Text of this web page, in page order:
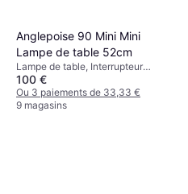
Anglepoise 90 Mini Mini
Lampe de table 52cm
Lampe de table, Interrupteur
intégré, LED, Variateur, Noir,
Rouge, Bleu, Gris, Argent, Beige,
Acier, Métal, Aluminium, Classe IP:
100 €
Ou 3 paiements de 33,33 €
9 magasins